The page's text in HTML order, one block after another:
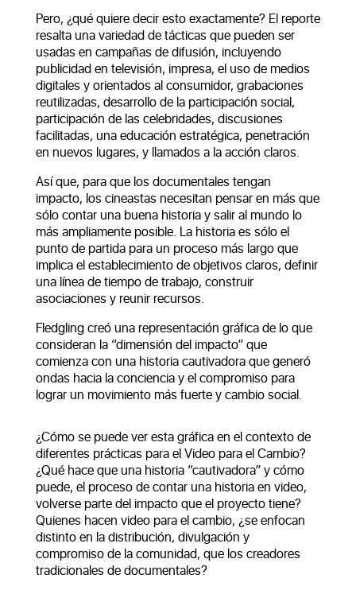
Pero, ¿qué quiere decir esto exactamente? El reporte
resalta una variedad de tácticas que pueden ser
usadas en campañas de difusión, incluyendo
publicidad en televisión, impresa, el uso de medios
digitales y orientados al consumidor, grabaciones
reutilizadas, desarrollo de la participación social,
participación de las celebridades, discusiones
facilitadas, una educación estratégica, penetración
en nuevos lugares, y llamados a la acción claros.
Así que, para que los documentales tengan
impacto, los cineastas necesitan pensar en más que
sólo contar una buena historia y salir al mundo lo
más ampliamente posible. La historia es sólo el
punto de partida para un proceso más largo que
implica el establecimiento de objetivos claros, definir
una línea de tiempo de trabajo, construir
asociaciones y reunir recursos.
Fledgling creó una representación gráfica de lo que
consideran la “dimensión del impacto” que
comienza con una historia cautivadora que generó
ondas hacia la conciencia y el compromiso para
lograr un movimiento más fuerte y cambio social.
¿Cómo se puede ver esta gráfica en el contexto de
diferentes prácticas para el Video para el Cambio?
¿Qué hace que una historia “cautivadora” y cómo
puede, el proceso de contar una historia en video,
volverse parte del impacto que el proyecto tiene?
Quienes hacen video para el cambio, ¿se enfocan
distinto en la distribución, divulgación y
compromiso de la comunidad, que los creadores
tradicionales de documentales?